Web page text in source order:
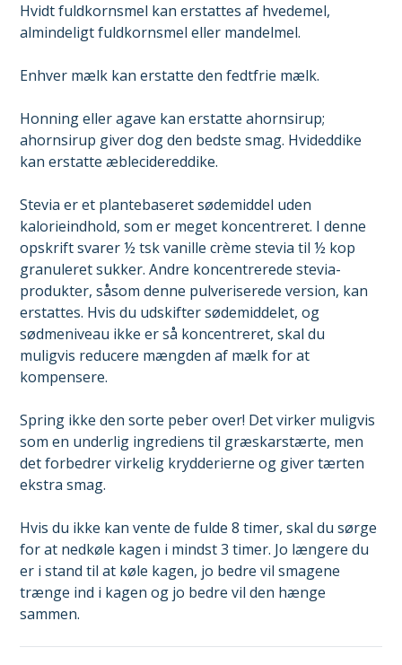
Hvidt fuldkornsmel kan erstattes af hvedemel,
almindeligt fuldkornsmel eller mandelmel.
Enhver mælk kan erstatte den fedtfrie mælk.
Honning eller agave kan erstatte ahornsirup;
ahornsirup giver dog den bedste smag. Hvideddike
kan erstatte æblecidereddike.
Stevia er et plantebaseret sødemiddel uden
kalorieindhold, som er meget koncentreret. I denne
opskrift svarer ½ tsk vanille crème stevia til ½ kop
granuleret sukker. Andre koncentrerede stevia-
produkter, såsom denne pulveriserede version, kan
erstattes. Hvis du udskifter sødemiddelet, og
sødmeniveau ikke er så koncentreret, skal du
muligvis reducere mængden af mælk for at
kompensere.
Spring ikke den sorte peber over! Det virker muligvis
som en underlig ingrediens til græskarstærte, men
det forbedrer virkelig krydderierne og giver tærten
ekstra smag.
Hvis du ikke kan vente de fulde 8 timer, skal du sørge
for at nedkøle kagen i mindst 3 timer. Jo længere du
er i stand til at køle kagen, jo bedre vil smagene
trænge ind i kagen og jo bedre vil den hænge
sammen.